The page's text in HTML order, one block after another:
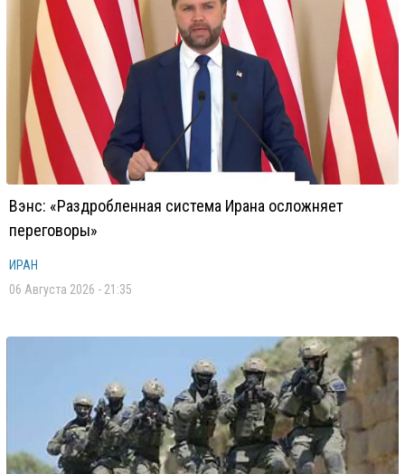
Вэнс: «Раздробленная система Ирана осложняет
переговоры»
ИРАН
06 Августа 2026 - 21:35